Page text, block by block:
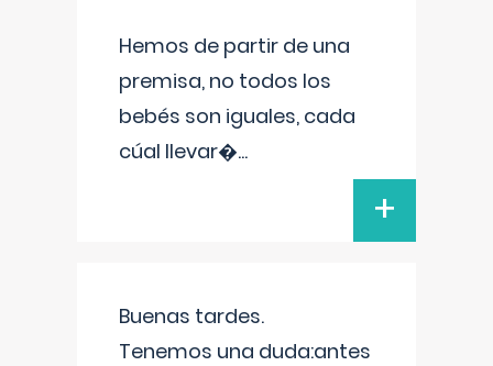
Hemos de partir de una
premisa, no todos los
bebés son iguales, cada
cúal llevar�...
+
Buenas tardes.
Tenemos una duda:antes